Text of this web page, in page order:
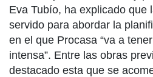
Eva Tubío, ha explicado que
servido para abordar la
en el que Procasa “va a
intensa”. Entre las obras
destacado esta que se